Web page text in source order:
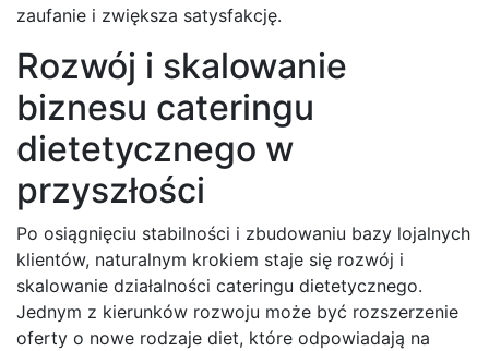
zaufanie i zwiększa satysfakcję.
Rozwój i skalowanie
biznesu cateringu
dietetycznego w
przyszłości
Po osiągnięciu stabilności i zbudowaniu bazy lojalnych
klientów, naturalnym krokiem staje się rozwój i
skalowanie działalności cateringu dietetycznego.
Jednym z kierunków rozwoju może być rozszerzenie
oferty o nowe rodzaje diet, które odpowiadają na